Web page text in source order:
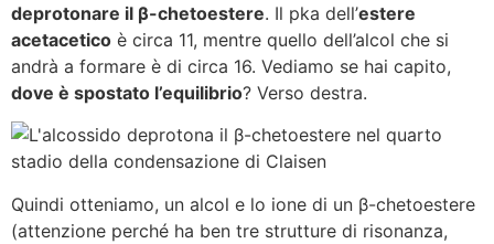
deprotonare il β-chetoestere. Il pka dell’estere
acetacetico è circa 11, mentre quello dell’alcol che si
andrà a formare è di circa 16. Vediamo se hai capito,
dove è spostato l’equilibrio? Verso destra.
Quindi otteniamo, un alcol e lo ione di un β-chetoestere
(attenzione perché ha ben tre strutture di risonanza,